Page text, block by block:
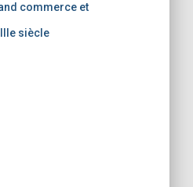
commerce et
siècle